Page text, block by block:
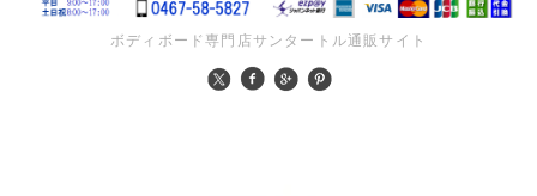
ボディボード専門店サンタートル通販サイト